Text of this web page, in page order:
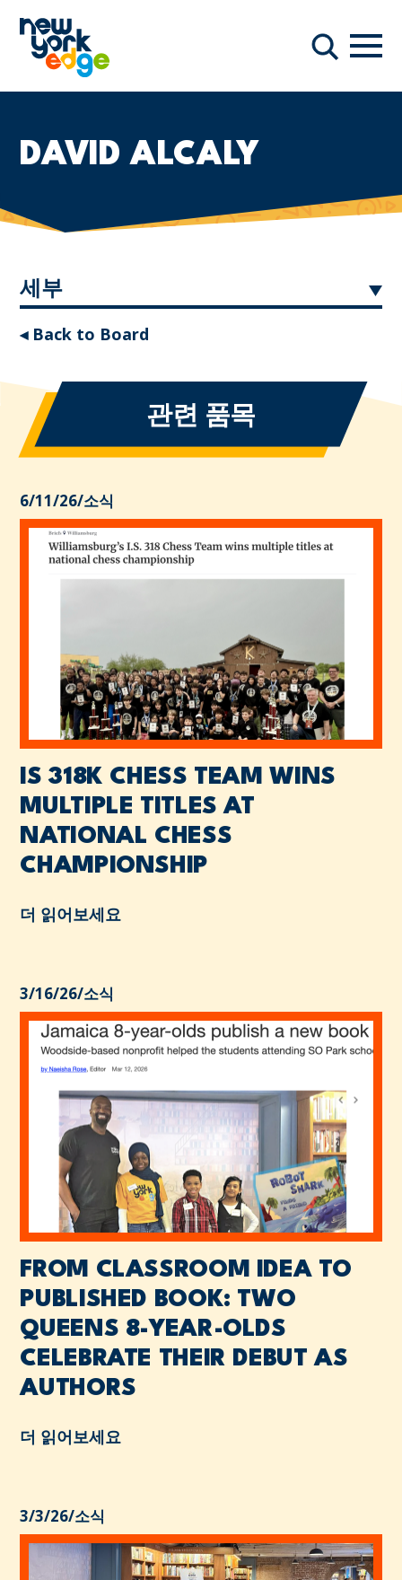
찾다
항해
DAVID ALCALY
세부
◂ Back to Board
관련 품목
6/11/26/소식
IS 318K CHESS TEAM WINS
MULTIPLE TITLES AT
NATIONAL CHESS
CHAMPIONSHIP
더 읽어보세요
3/16/26/소식
FROM CLASSROOM IDEA TO
PUBLISHED BOOK: TWO
QUEENS 8-YEAR-OLDS
CELEBRATE THEIR DEBUT AS
AUTHORS
더 읽어보세요
3/3/26/소식